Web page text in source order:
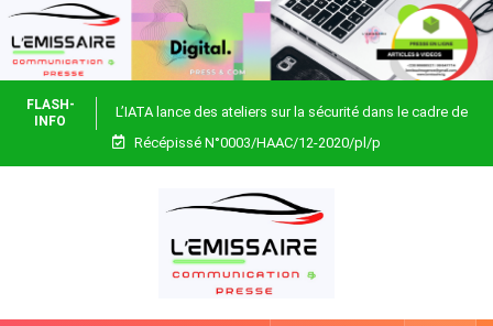
FLASH-
INFO
L’IATA lance des ateliers sur la sécurité dans le cadre de
Focus Africa
Récépissé N°0003/HAAC/12-2020/pl/p